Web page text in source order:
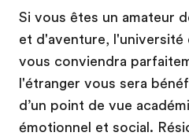
Si vous êtes un amateur
et d'aventure, l'université
vous conviendra
l'étranger vous sera
d’un point de vue
émotionnel et social.